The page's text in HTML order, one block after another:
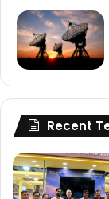
Recent